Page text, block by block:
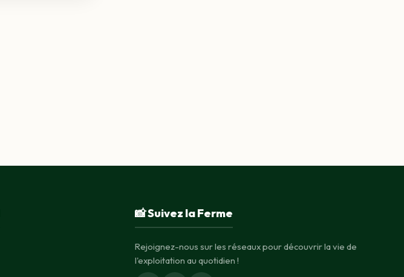
📸 Suivez la Ferme
Rejoignez-nous sur les réseaux pour découvrir la vie de
l'exploitation au quotidien !